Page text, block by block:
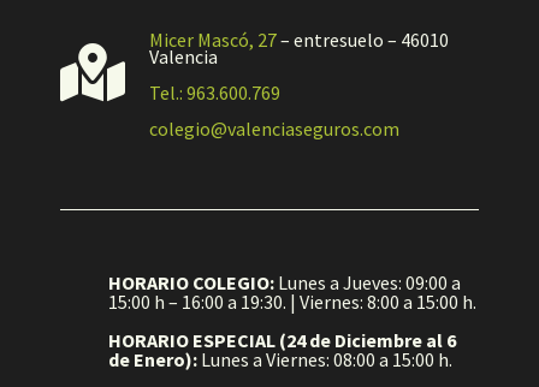

Micer Mascó, 27– entresuelo – 46010
Valencia
Tel.: 963.600.769
colegio@valenciaseguros.com
HORARIO COLEGIO: Lunes a Jueves: 09:00 a
15:00 h – 16:00 a 19:30. | Viernes: 8:00 a 15:00 h.
HORARIO ESPECIAL (24 de Diciembre al 6
de Enero): Lunes a Viernes: 08:00 a 15:00 h.